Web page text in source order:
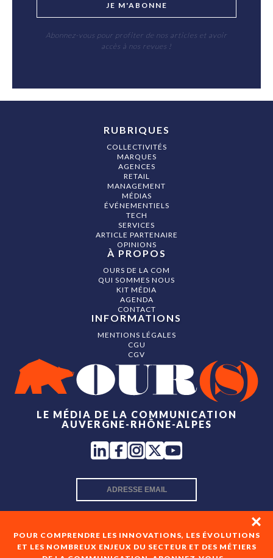
JE M'ABONNE
Abonnez-vous pour profiter de nos articles et avoir
accès à nos revues !
POUR COMPRENDRE LES INNOVATIONS, LES ÉVOLUTIONS
ET LES NOMBREUX ENJEUX DU SECTEUR ET DES MÉTIERS
LE MÉDIA DE LA COMMUNICATION
AUVERGNE-RHÔNE-ALPES
RUBRIQUES
COLLECTIVITÉS
MARQUES
AGENCES
RETAIL
MANAGEMENT
MÉDIAS
ÉVÉNEMENTIELS
TECH
SERVICES
ARTICLE PARTENAIRE
OPINIONS
À PROPOS
OURS DE LA COM
QUI SOMMES NOUS
KIT MÉDIA
AGENDA
CONTACT
INFORMATIONS
MENTIONS LÉGALES
CGU
CGV